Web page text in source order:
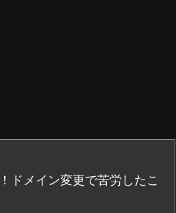
ドメイン変更で苦労したこ